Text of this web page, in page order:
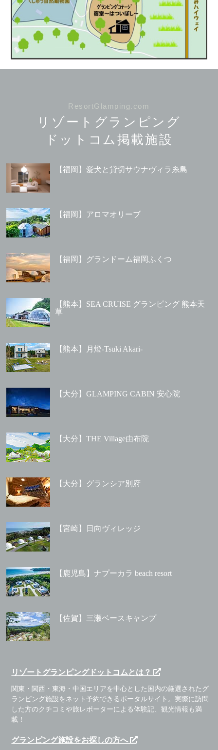
ResortGlamping.com
リゾートグランピング
ドットコム掲載施設
【福岡】愛犬と貸切サウナヴィラ糸島
【福岡】アロマオリーブ
【福岡】グランドーム福岡ふくつ
【熊本】SEA CRUISE グランピング 熊本天
草
【熊本】月燈-Tsuki Akari-
【大分】GLAMPING CABIN 安心院
【大分】THE Village由布院
【大分】グランシア別府
【宮崎】日向ヴィレッジ
【鹿児島】ナプーカラ beach resort
【佐賀】三瀬ベースキャンプ
リゾートグランピングドットコムとは？
関東・関西・東海・中国エリアを中心とした国内の厳選されたグ
ランピング施設をネット予約できるポータルサイト。実際に訪問
した方のクチコミや旅レポーターによる体験記、観光情報も満
載！
グランピング施設をお探しの方へ